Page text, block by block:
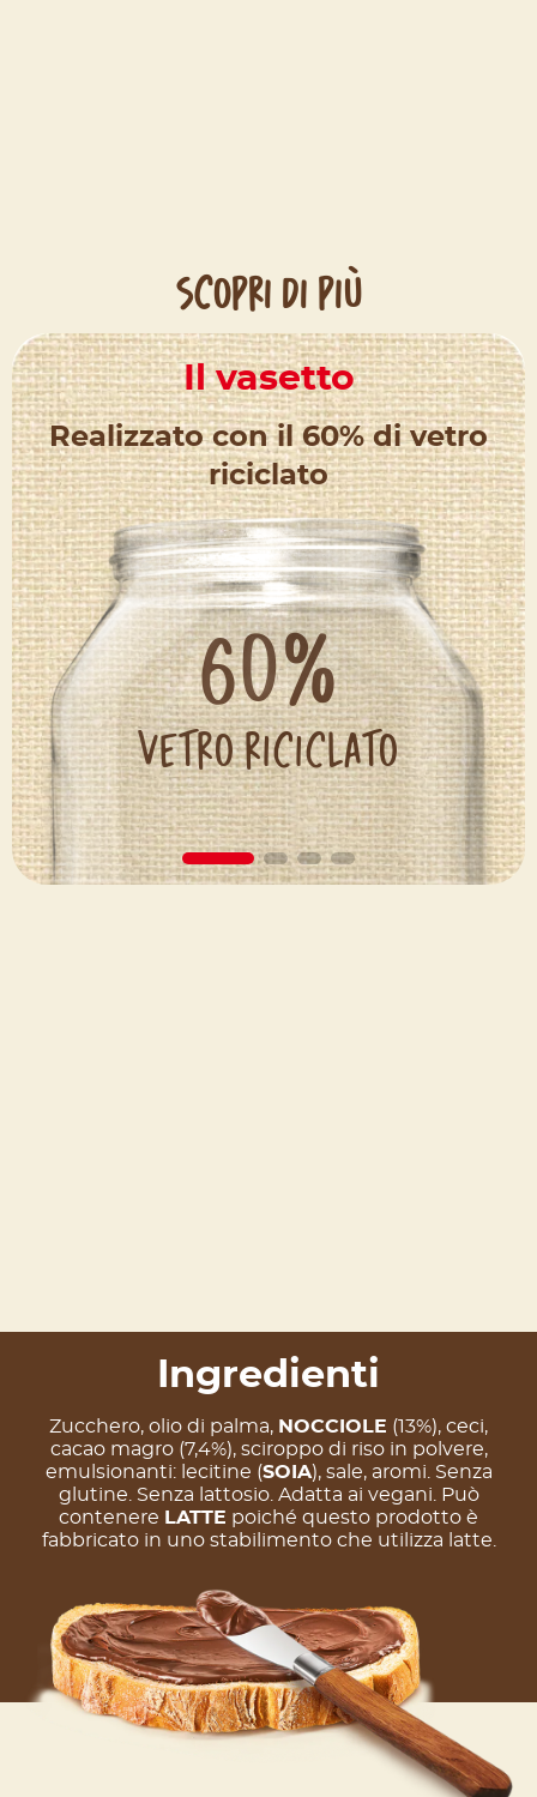
SCOPRI DI PIÙ
Il vasetto
Realizzato con il 60% di vetro
riciclato
60%
vetro riciclato
Ingredienti
Zucchero, olio di palma, NOCCIOLE (13%), ceci,
cacao magro (7,4%), sciroppo di riso in polvere,
emulsionanti: lecitine (SOIA), sale, aromi. Senza
glutine. Senza lattosio. Adatta ai vegani. Può
contenere LATTE poiché questo prodotto è
fabbricato in uno stabilimento che utilizza latte.